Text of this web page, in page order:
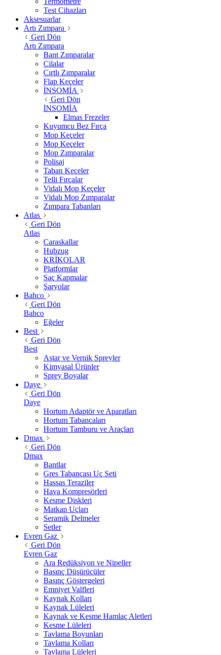
Test Cihazları
Aksesuarlar
Artı Zımpara
Geri Dön
Artı Zımpara
Bant Zımparalar
Cilalar
Cırtlı Zımparalar
Flap Keçeler
İNSOMİA
Geri Dön
İNSOMİA
Elmas Frezeler
Kuyumcu Bez Fırça
Mop Keçeler
Mop Keçeler
Mop Zımparalar
Polisaj
Taban Keçeler
Telli Fırçalar
Vidalı Mop Keçeler
Vidalı Mop Zımparalar
Zımpara Tabanları
Atlas
Geri Dön
Atlas
Caraskallar
Hubzug
KRİKOLAR
Platformlar
Saç Kapmalar
Şaryolar
Bahco
Geri Dön
Bahco
Eğeler
Best
Geri Dön
Best
Astar ve Vernik Spreyler
Kimyasal Ürünler
Sprey Boyalar
Daye
Geri Dön
Daye
Hortum Adaptör ve Aparatları
Hortum Tabancaları
Hortum Tamburu ve Araçları
Dmax
Geri Dön
Dmax
Bantlar
Gres Tabancası Uç Seti
Hassas Teraziler
Hava Kompresörleri
Kesme Diskleri
Matkap Uçları
Seramik Delmeler
Setler
Evren Gaz
Geri Dön
Evren Gaz
Ara Redüksiyon ve Nipeller
Basınç Düşürücüler
Basınç Göstergeleri
Emniyet Valfleri
Kaynak Kolları
Kaynak Lüleleri
Kaynak ve Kesme Hamlaç Aletleri
Kesme Lüleleri
Tavlama Boyunları
Tavlama Kolları
Tavlama Lüleleri